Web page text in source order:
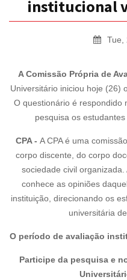
institucional
Tue,
A Comissão Própria de
Universitário iniciou hoje (26)
O questionário é respondido
pesquisa os
CPA - A CPA é uma
corpo discente, do corpo
sociedade civil
conhece as opiniões
instituição, direcionando os
universitária
O período de avaliação
Participe da pesquisa e